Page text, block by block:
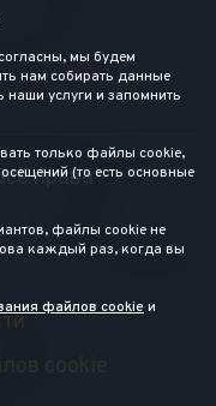
права
cookie
мы будем
нам собирать данные
наши услуги и запомнить
только файлы cookie,
(то есть основные
файлы cookie не
каждый раз, когда вы
файлов cookieи